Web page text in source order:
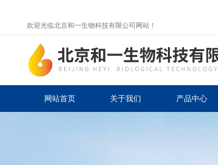
欢迎光临北京和一生物科技有限公司网站！
网站首页 关于我们 产品中心